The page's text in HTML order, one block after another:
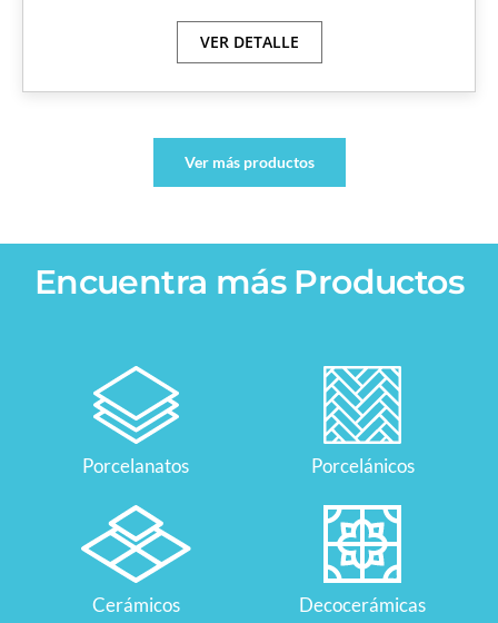
VER DETALLE
Ver más productos
Encuentra más Productos
Porcelanatos Porcelánicos
Cerámicos Decocerámicas